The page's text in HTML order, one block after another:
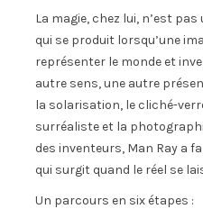
La magie, chez lui, n’est
qui se produit lorsqu’une
représenter le monde et
autre sens, une autre
la solarisation, le cliché-
surréaliste et la
des inventeurs, Man Ray a
qui surgit quand le réel se
Un parcours en six étapes :